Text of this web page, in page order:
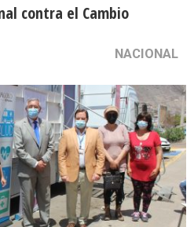
contra el Cambio
NACIONAL